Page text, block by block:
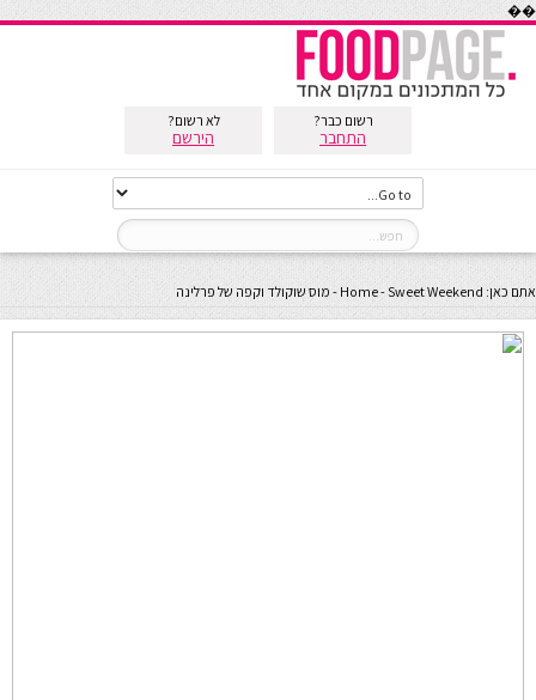
��
רשום כבר?
התחבר
לא רשום?
הירשם
אתם כאן: Home-Sweet Weekend
- מוס שוקולד וקפה של פרלינה